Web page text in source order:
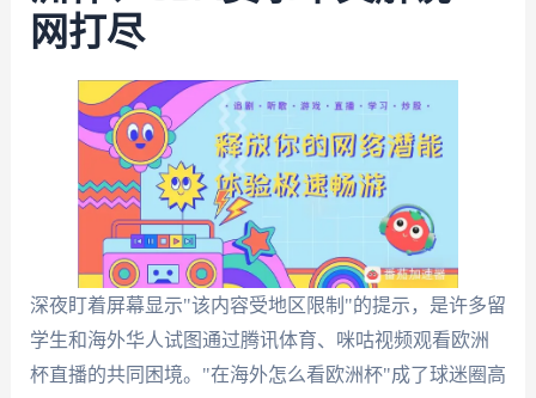
网打尽
深夜盯着屏幕显示"该内容受地区限制"的提示，是许多留
学生和海外华人试图通过腾讯体育、咪咕视频观看欧洲
杯直播的共同困境。"在海外怎么看欧洲杯"成了球迷圈高